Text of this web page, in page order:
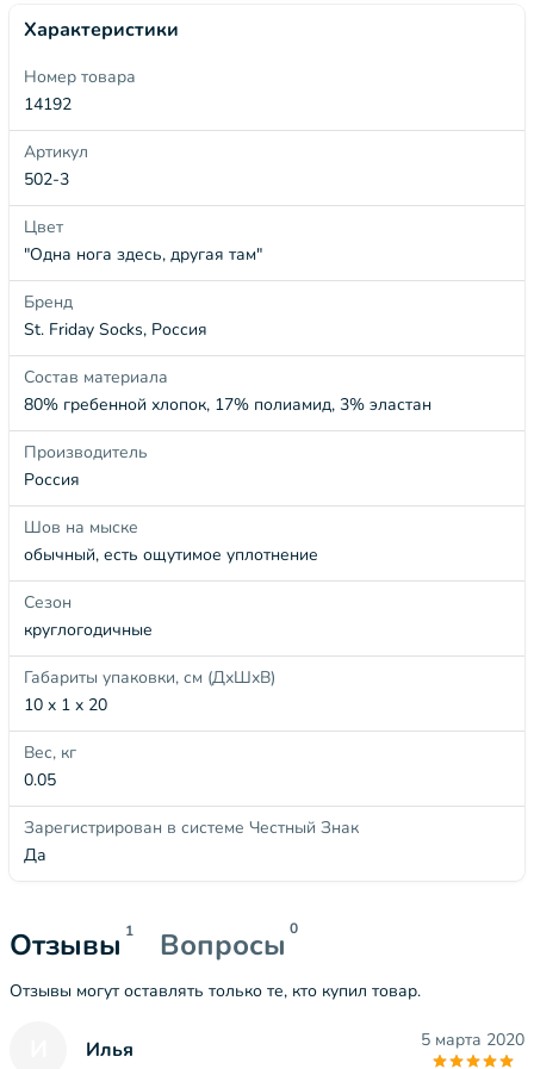
Характеристики
Номер товара
14192
Артикул
502-3
Цвет
"Одна нога здесь, другая там"
Бренд
St. Friday Socks, Россия
Состав материала
80% гребенной хлопок, 17% полиамид, 3% эластан
Производитель
Россия
Шов на мыске
обычный, есть ощутимое уплотнение
Сезон
круглогодичные
Габариты упаковки, см (ДхШхВ)
10 x 1 x 20
Вес, кг
0.05
Зарегистрирован в системе Честный Знак
Да
Отзывы 1 Вопросы 0
Отзывы могут оставлять только те, кто купил товар.
Илья 5 марта 2020